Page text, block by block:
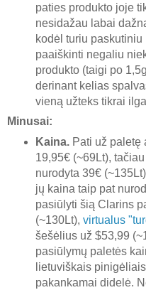
paties produkto joje
nesidažau labai
kodėl turiu
paaiškinti negaliu
produkto (taigi po
derinant kelias
vieną užteks tikrai
Minusai:
Kaina. Pati už paletę
19,95€ (~69Lt),
nurodyta 39€
jų kaina taip pat
pasiūlyti šią Clarins
(~130Lt), virtualus
šešėlius už $53,99
pasiūlymų paletės
lietuviškais
pakankamai didelė.